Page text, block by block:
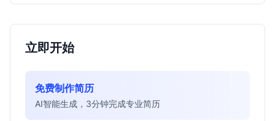
立即开始
免费制作简历
AI智能生成，3分钟完成专业简历